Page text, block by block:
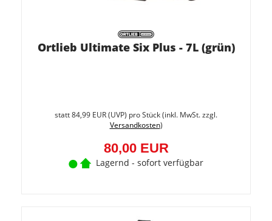
Ortlieb Ultimate Six Plus - 7L (grün)
statt84,99 EUR(UVP) pro Stück (inkl. MwSt. zzgl.
Versandkosten)
80,00 EUR
Lagernd - sofort verfügbar